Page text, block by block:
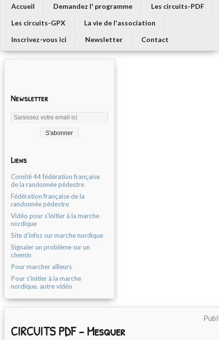
Accueil Demandez l' programme
Les circuits-PDF
Les circuits-GPX
La vie de l'association
Inscrivez-vous ici
Newsletter Contact
Newsletter
Liens
Comité 44 fédération française
de la randonnée pédestre
Fédération française de la
randonnée pédestre
Vidéo pour s'initier à la marche
nordique
Site d'infos sur marche nordique
Signaler un problème sur un
chemin
Pour marcher ailleurs
Pour s'initier à la marche
nordique, autre vidéo
CIRCUITS PDF - Mesquer